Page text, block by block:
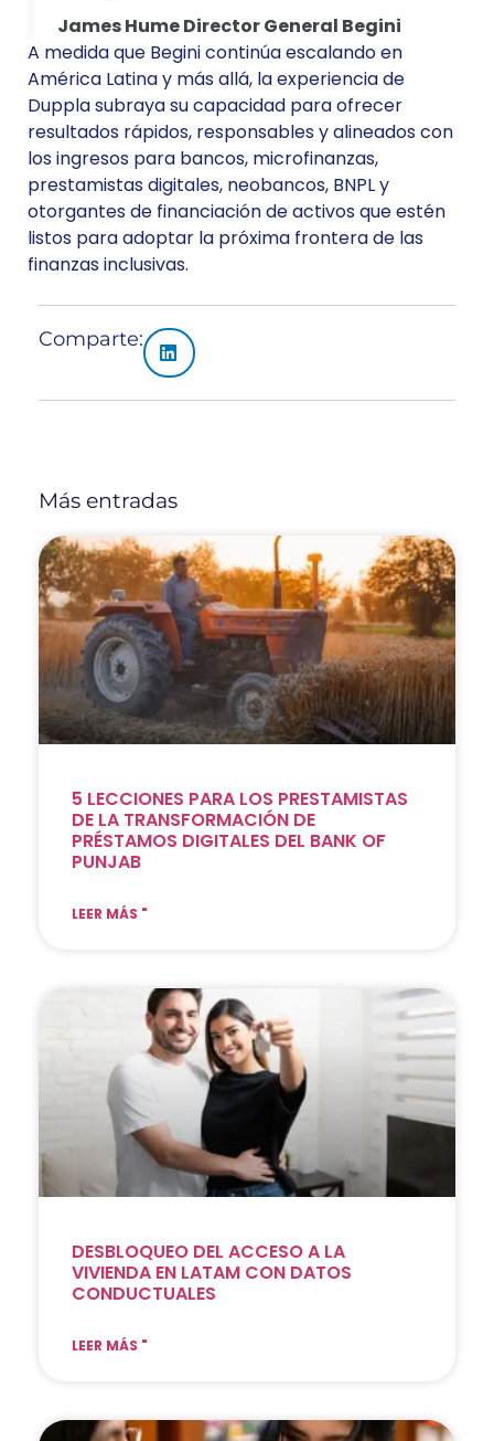
James Hume Director General Begini
A medida que Begini continúa escalando en
América Latina y más allá, la experiencia de
Duppla subraya su capacidad para ofrecer
resultados rápidos, responsables y alineados con
los ingresos para bancos, microfinanzas,
prestamistas digitales, neobancos, BNPL y
otorgantes de financiación de activos que estén
listos para adoptar la próxima frontera de las
finanzas inclusivas.
Comparte:
Más entradas
5 LECCIONES PARA LOS PRESTAMISTAS
DE LA TRANSFORMACIÓN DE
PRÉSTAMOS DIGITALES DEL BANK OF
PUNJAB
LEER MÁS "
DESBLOQUEO DEL ACCESO A LA
VIVIENDA EN LATAM CON DATOS
CONDUCTUALES
LEER MÁS "